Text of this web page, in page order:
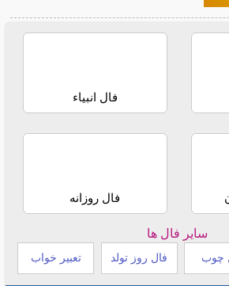
فال انبیاء
فال روزانه
سایر فال ها
چوب فال روز تولد تعبیر خواب